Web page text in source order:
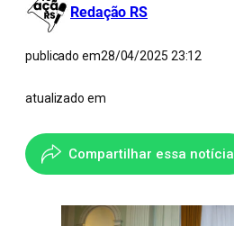
Redação RS
publicado em28/04/2025 23:12
atualizado em
Compartilhar essa notícia